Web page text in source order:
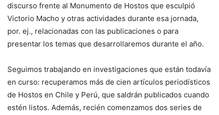
discurso frente al Monumento de Hostos que esculpió
Victorio Macho y otras actividades durante esa jornada,
por. ej., relacionadas con las publicaciones o para
presentar los temas que desarrollaremos durante el año.
Seguimos trabajando en investigaciones que están todavía
en curso: recuperamos más de cien artículos periodísticos
de Hostos en Chile y Perú, que saldrán publicados cuando
estén listos. Además, recién comenzamos dos series de